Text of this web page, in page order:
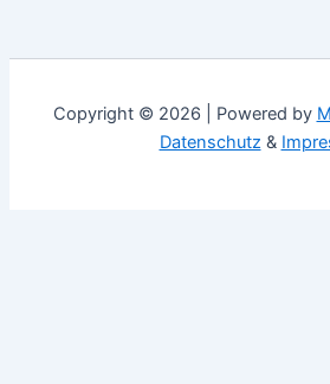
Copyright © 2026 | Powered by
Datenschutz&